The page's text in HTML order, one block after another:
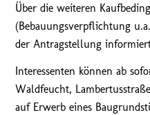
Über die weiteren
(Bebauungsverpflichtung
der Antragstellung
Interessenten können ab
Waldfeucht,
auf Erwerb eines